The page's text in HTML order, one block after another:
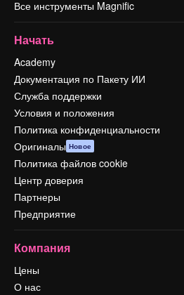
Все инструменты Magnific
Начать
Academy
Документация по Пакету ИИ
Служба поддержки
Условия и положения
Политика конфиденциальности
Оригиналы Новое
Политика файлов cookie
Центр доверия
Партнеры
Предприятие
Компания
Цены
О нас